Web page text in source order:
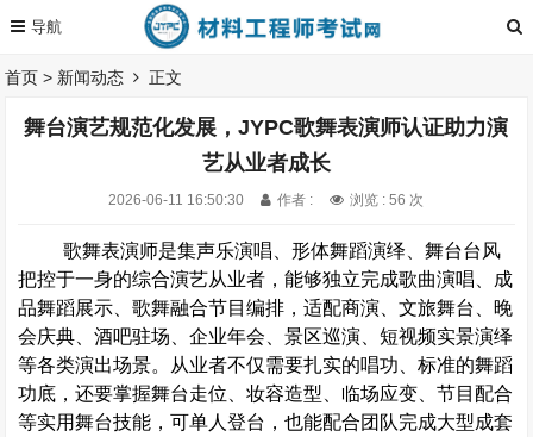
首页 > 新闻动态 正文
舞台演艺规范化发展，JYPC歌舞表演师认证助力演
艺从业者成长
2026-06-11 16:50:30 作者 : 浏览 : 56 次
歌舞表演师是集声乐演唱、形体舞蹈演绎、舞台台风
把控于一身的综合演艺从业者，能够独立完成歌曲演唱、成
品舞蹈展示、歌舞融合节目编排，适配商演、文旅舞台、晚
会庆典、酒吧驻场、企业年会、景区巡演、短视频实景演绎
等各类演出场景。从业者不仅需要扎实的唱功、标准的舞蹈
功底，还要掌握舞台走位、妆容造型、临场应变、节目配合
等实用舞台技能，可单人登台，也能配合团队完成大型成套